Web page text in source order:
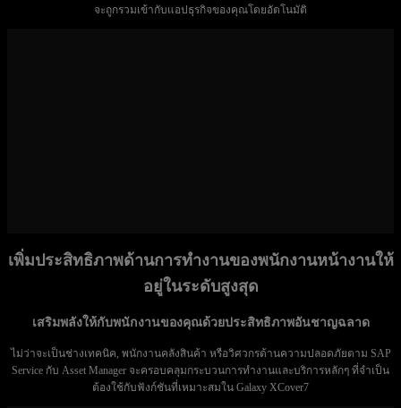
จะถูกรวมเข้ากับแอปธุรกิจของคุณโดยอัตโนมัติ
เพิ่มประสิทธิภาพด้านการทำงานของพนักงานหน้างานให้
อยู่ในระดับสูงสุด
เสริมพลังให้กับพนักงานของคุณด้วยประสิทธิภาพอันชาญฉลาด
ไม่ว่าจะเป็นช่างเทคนิค, พนักงานคลังสินค้า หรือวิศวกรด้านความปลอดภัยตาม SAP
Service กับ Asset Manager จะครอบคลุมกระบวนการทำงานและบริการหลักๆ ที่จำเป็น
ต้องใช้กับฟังก์ชันที่เหมาะสมใน Galaxy XCover7